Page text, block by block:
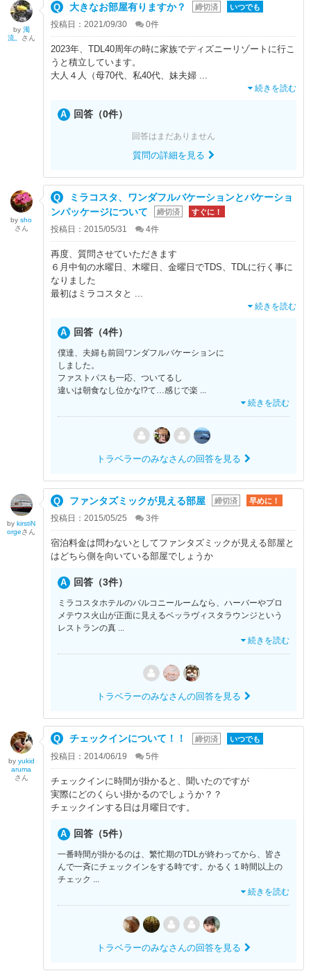
大きなお部屋有りますか？ 締切済 いつでも
投稿日：2021/09/30 0件
2023年、TDL40周年の時に家族でディズニーリゾートに行こ
うと積立しています。
大人４人（母70代、私40代、妹夫婦
続きを読む
回答（0件）
回答はまだありません
質問の詳細を見る
by 濁
流。
さん
ミラコスタ、ワンダフルバケーションとバケーショ
ンパッケージについて
締切済 すぐに！
投稿日：2015/05/31 4件
再度、質問させていただきます
６月中旬の水曜日、木曜日、金曜日でTDS、TDLに行く事に
なりました
最初はミラコスタと ...
続きを読む
回答（4件）
僕達、夫婦も前回ワンダフルバケーションに
しました。
ファストパスも一応、ついてるし
違いは朝食なし位かな!?て…感じで楽 ...
続きを読む
トラベラーのみなさんの回答を見る
bysho
さん
ファンタズミックが見える部屋 締切済 早めに！
投稿日：2015/05/25 3件
宿泊料金は問わないとしてファンタズミックが見える部屋と
はどちら側を向いている部屋でしょうか
回答（3件）
ミラコスタホテルのバルコニールームなら、ハーバーやプロ
メテウス火山が正面に見えるベッラヴィスタラウンジという
レストランの真 ...
続きを読む
トラベラーのみなさんの回答を見る
bykirstiN
orgeさん
チェックインについて！！ 締切済 いつでも
投稿日：2014/06/19 5件
チェックインに時間が掛かると、聞いたのですが
実際にどのくらい掛かるのでしょうか？？
チェックインする日は月曜日です。
回答（5件）
一番時間が掛かるのは、繁忙期のTDLが終わってから、皆さ
んで一斉にチェックインをする時です。かるく１時間以上の
チェック
続きを読む
トラベラーのみなさんの回答を見る
by yukid
aruma
さん